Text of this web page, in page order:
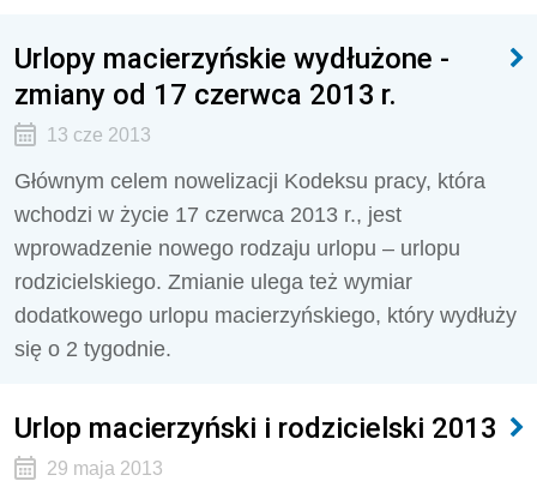
Urlopy macierzyńskie wydłużone -
zmiany od 17 czerwca 2013 r.
13 cze 2013
Głównym celem nowelizacji Kodeksu pracy, która
wchodzi w życie 17 czerwca 2013 r., jest
wprowadzenie nowego rodzaju urlopu – urlopu
rodzicielskiego. Zmianie ulega też wymiar
dodatkowego urlopu macierzyńskiego, który wydłuży
się o 2 tygodnie.
Urlop macierzyński i rodzicielski 2013
29 maja 2013